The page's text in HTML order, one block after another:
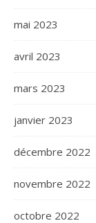
mai 2023
avril 2023
mars 2023
janvier 2023
décembre 2022
novembre 2022
octobre 2022